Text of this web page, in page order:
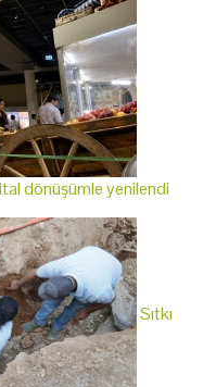
dönüşümle yenilendi
Sıtkı